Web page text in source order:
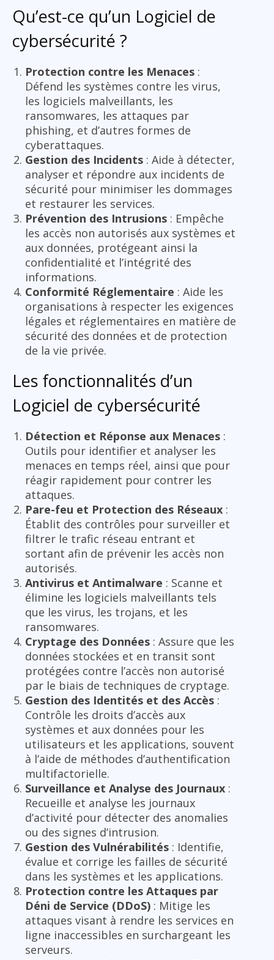
Qu’est-ce qu’un Logiciel de
cybersécurité ?
Protection contre les Menaces :
Défend les systèmes contre les virus,
les logiciels malveillants, les
ransomwares, les attaques par
phishing, et d’autres formes de
cyberattaques.
Gestion des Incidents : Aide à détecter,
analyser et répondre aux incidents de
sécurité pour minimiser les dommages
et restaurer les services.
Prévention des Intrusions : Empêche
les accès non autorisés aux systèmes et
aux données, protégeant ainsi la
confidentialité et l’intégrité des
informations.
Conformité Réglementaire : Aide les
organisations à respecter les exigences
légales et réglementaires en matière de
sécurité des données et de protection
de la vie privée.
Les fonctionnalités d’un
Logiciel de cybersécurité
Détection et Réponse aux Menaces :
Outils pour identifier et analyser les
menaces en temps réel, ainsi que pour
réagir rapidement pour contrer les
attaques.
Pare-feu et Protection des Réseaux :
Établit des contrôles pour surveiller et
filtrer le trafic réseau entrant et
sortant afin de prévenir les accès non
autorisés.
Antivirus et Antimalware : Scanne et
élimine les logiciels malveillants tels
que les virus, les trojans, et les
ransomwares.
Cryptage des Données : Assure que les
données stockées et en transit sont
protégées contre l’accès non autorisé
par le biais de techniques de cryptage.
Gestion des Identités et des Accès :
Contrôle les droits d’accès aux
systèmes et aux données pour les
utilisateurs et les applications, souvent
à l’aide de méthodes d’authentification
multifactorielle.
Surveillance et Analyse des Journaux :
Recueille et analyse les journaux
d’activité pour détecter des anomalies
ou des signes d’intrusion.
Gestion des Vulnérabilités : Identifie,
évalue et corrige les failles de sécurité
dans les systèmes et les applications.
Protection contre les Attaques par
Déni de Service (DDoS) : Mitige les
attaques visant à rendre les services en
ligne inaccessibles en surchargeant les
serveurs.